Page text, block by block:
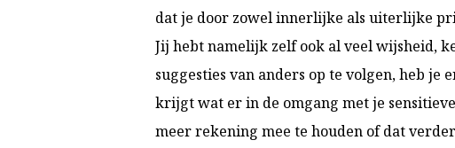
dat je door zowel innerlijke als uiterlijke
Jij hebt namelijk zelf ook al veel wijsheid,
suggesties van anders op te volgen, heb
krijgt wat er in de omgang met je
meer rekening mee te houden of dat